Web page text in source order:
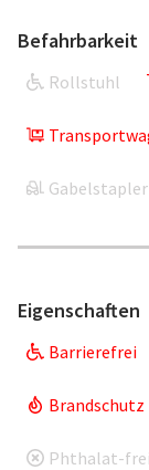
Befahrbarkeit
Rollstuhl
Gabelstapler
Eigenschaften
Barrierefrei
Brandschutz
Phthalat-frei